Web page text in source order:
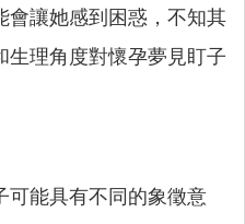
會讓她感到困惑，不知其
生理角度對懷孕夢見盯子
可能具有不同的象徵意